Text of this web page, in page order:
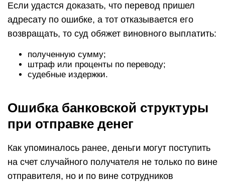
Если удастся доказать, что перевод пришел
адресату по ошибке, а тот отказывается его
возвращать, то суд обяжет виновного выплатить:
полученную сумму;
штраф или проценты по переводу;
судебные издержки.
Ошибка банковской структуры
при отправке денег
Как упоминалось ранее, деньги могут поступить
на счет случайного получателя не только по вине
отправителя, но и по вине сотрудников